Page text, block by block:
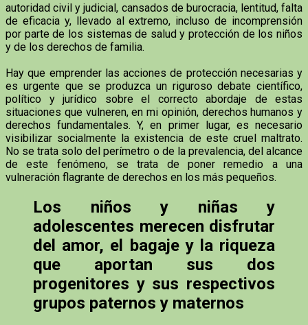
autoridad civil y judicial, cansados de burocracia, lentitud, falta
de eficacia y, llevado al extremo, incluso de incomprensión
por parte de los sistemas de salud y protección de los niños
y de los derechos de familia.
Hay que emprender las acciones de protección necesarias y
es urgente que se produzca un riguroso debate científico,
político y jurídico sobre el correcto abordaje de estas
situaciones que vulneren, en mi opinión, derechos humanos y
derechos fundamentales. Y, en primer lugar, es necesario
visibilizar socialmente la existencia de este cruel maltrato.
No se trata solo del perímetro o de la prevalencia, del alcance
de este fenómeno, se trata de poner remedio a una
vulneración flagrante de derechos en los más pequeños.
Los niños y niñas y
adolescentes merecen disfrutar
del amor, el bagaje y la riqueza
que aportan sus dos
progenitores y sus respectivos
grupos paternos y maternos